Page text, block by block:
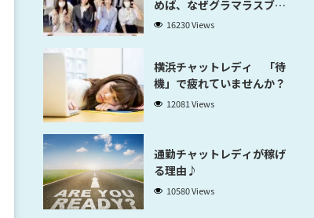
めば、なぜグラマラスブラ
ンド横浜だと稼げるのかが
16230 Views
横浜チャットレディ 「待
機」で疲れていませんか？
12081 Views
通勤チャットレディが稼げ
る理由♪
10580 Views